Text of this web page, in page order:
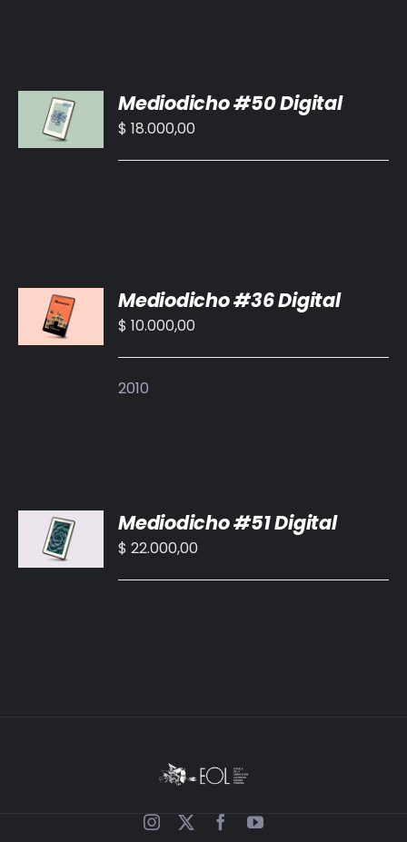
AL
CARRITO
/
Mediodicho #50 Digital
$ 18.000,00
AL
CARRITO
/
Mediodicho #36 Digital
$ 10.000,00
2010
AL
CARRITO
/
Mediodicho #51 Digital
$ 22.000,00